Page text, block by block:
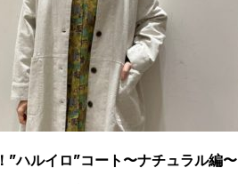
"ハルイロ"コート〜ナチュラル編〜